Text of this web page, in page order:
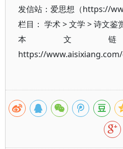
发信站：爱思想（https://
栏目： 学术>文学 >诗文鉴
本文
https://